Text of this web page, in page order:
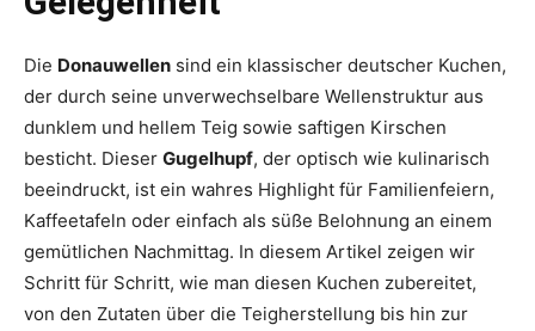
Die Donauwellen sind ein klassischer deutscher Kuchen,
der durch seine unverwechselbare Wellenstruktur aus
dunklem und hellem Teig sowie saftigen Kirschen
besticht. Dieser Gugelhupf, der optisch wie kulinarisch
beeindruckt, ist ein wahres Highlight für Familienfeiern,
Kaffeetafeln oder einfach als süße Belohnung an einem
gemütlichen Nachmittag. In diesem Artikel zeigen wir
Schritt für Schritt, wie man diesen Kuchen zubereitet,
von den Zutaten über die Teigherstellung bis hin zur